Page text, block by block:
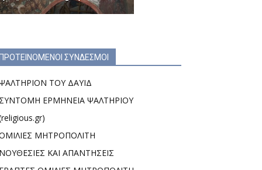
ΣΥΝΔΕΣΜΟΙ
ΤΟΥ ΔΑΥΙΔ
ΕΡΜΗΝΕΙΑ ΨΑΛΤΗΡΙΟΥ
ΜΗΤΡΟΠΟΛΙΤΗ
ΚΑΙ ΑΠΑΝΤΗΣΕΙΣ